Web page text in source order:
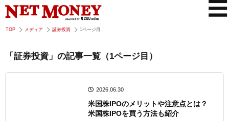
TOP メディア 証券投資 1ページ目
「証券投資」の記事一覧（1ページ目）
2026.06.30
米国株IPOのメリットや注意点とは？
米国株IPOを買う方法も紹介